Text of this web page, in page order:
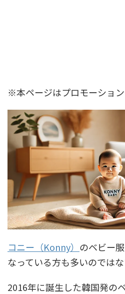
※本ページはプロモーション
コニー（Konny） のベビー
なっている方も多いのではな
2016年に誕生した韓国発の